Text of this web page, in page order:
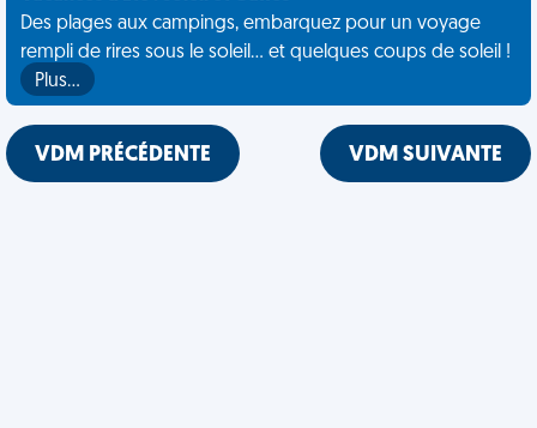
Des plages aux campings, embarquez pour un voyage
rempli de rires sous le soleil... et quelques coups de soleil !
Plus…
VDM PRÉCÉDENTE VDM SUIVANTE